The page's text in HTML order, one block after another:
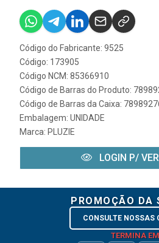
Código do Fabricante: 9525
Código: 173905
Código NCM: 85366910
Código de Barras do Produto:
Código de Barras da Caixa:
Embalagem: UNIDADE
Marca: PLUZIE
LOGIN P/
PROMOÇÃO DA
CONSULTE NOSSAS
TERMINA